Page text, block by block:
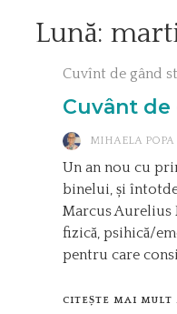
Lună:
Cuvînt de gând
Cuvânt
MIHAELA POPA
Un an nou cu
binelui, și
Marcus Aurelius
fizică, psihică/
pentru care
CITEȘTE MAI MULT